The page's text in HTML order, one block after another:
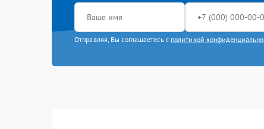
Отправляя, Вы соглашаетесь с политикой